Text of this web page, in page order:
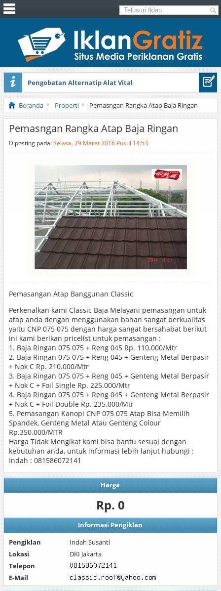
Pengobatan Alternatip Alat Vital
Pita Cantik Pesona
Beranda Properti Pemasngan Rangka Atap Baja Ringan
Pemasngan Rangka Atap Baja Ringan
Diposting pada:Selasa, 29 Maret 2016 Pukul 14:53
Pemasangan Atap Banggunan Classic
Perkenalkan kami Classic Baja Melayani pemasangan untuk
atap anda dengan menggunakan bahan sangat berkualitas
yaitu CNP 075 075 dengan harga sangat bersahabat berikut
ini kami berikan pricelist untuk pemasangan :
1. Baja Ringan 075 075 + Reng 045 Rp. 110.000/Mtr
2. Baja Ringan 075 075 + Reng 045 + Genteng Metal Berpasir
+ Nok C Rp. 210.000/Mtr
3. Baja Ringan 075 075 + Reng 045 + Genteng Metal Berpasir
+ Nok C + Foil Single Rp. 225.000/Mtr
4. Baja Ringan 075 075 + Reng 045 + Genteng Metal Berpasir
+ Nok C + Foil Double Rp. 235.000/Mtr
5. Pemasangan Kanopi CNP 075 075 Atap Bisa Memilih
Spandek, Genteng Metal Atau Genteng Colour
Rp.350.000/MTR
Harga Tidak Mengikat kami bisa bantu sesuai dengan
kebutuhan anda, untuk informasi lebih lanjut hubungi :
Indah : 081586072141
Harga
Rp. 0
Informasi Pengiklan
Pengiklan
Indah Susanti
Lokasi
DKI Jakarta
Telepon
E-Mail